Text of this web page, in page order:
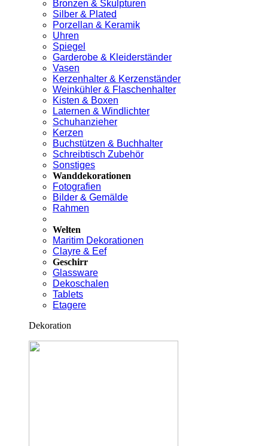
Bronzen & Skulpturen
Silber & Plated
Porzellan & Keramik
Uhren
Spiegel
Garderobe & Kleiderständer
Vasen
Kerzenhalter & Kerzenständer
Weinkühler & Flaschenhalter
Kisten & Boxen
Laternen & Windlichter
Schuhanzieher
Kerzen
Buchstützen & Buchhalter
Schreibtisch Zubehör
Sonstiges
Wanddekorationen
Fotografien
Bilder & Gemälde
Rahmen
Welten
Maritim Dekorationen
Clayre & Eef
Geschirr
Glassware
Dekoschalen
Tablets
Etagere
Dekoration